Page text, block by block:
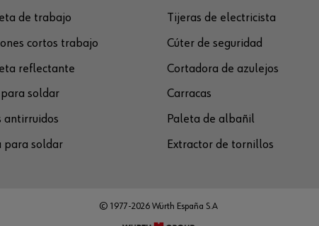
de trabajo
cortos trabajo
reflectante
soldar
antirruidos
para soldar
Tijeras de electricista
Cúter de seguridad
Cortadora de azulejos
Carracas
Paleta de albañil
Extractor de tornillos
© 1977-2026 Würth España S.A